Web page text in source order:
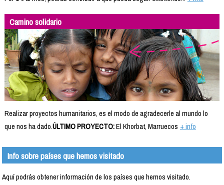
Camino solidario
Realizar proyectos humanitarios, es el modo de agradecerle al mundo lo
que nos ha dado.ÚLTIMO PROYECTO:El Khorbat, Marruecos + info
Info sobre países que hemos visitado
Aquí podrás obtener información de los países que hemos visitado.